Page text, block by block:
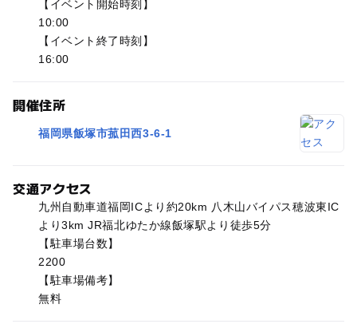
【イベント開始時刻】
10:00
【イベント終了時刻】
16:00
開催住所
福岡県飯塚市菰田西3-6-1
交通アクセス
九州自動車道福岡ICより約20km 八木山バイパス穂波東IC
より3km JR福北ゆたか線飯塚駅より徒歩5分
【駐車場台数】
2200
【駐車場備考】
無料